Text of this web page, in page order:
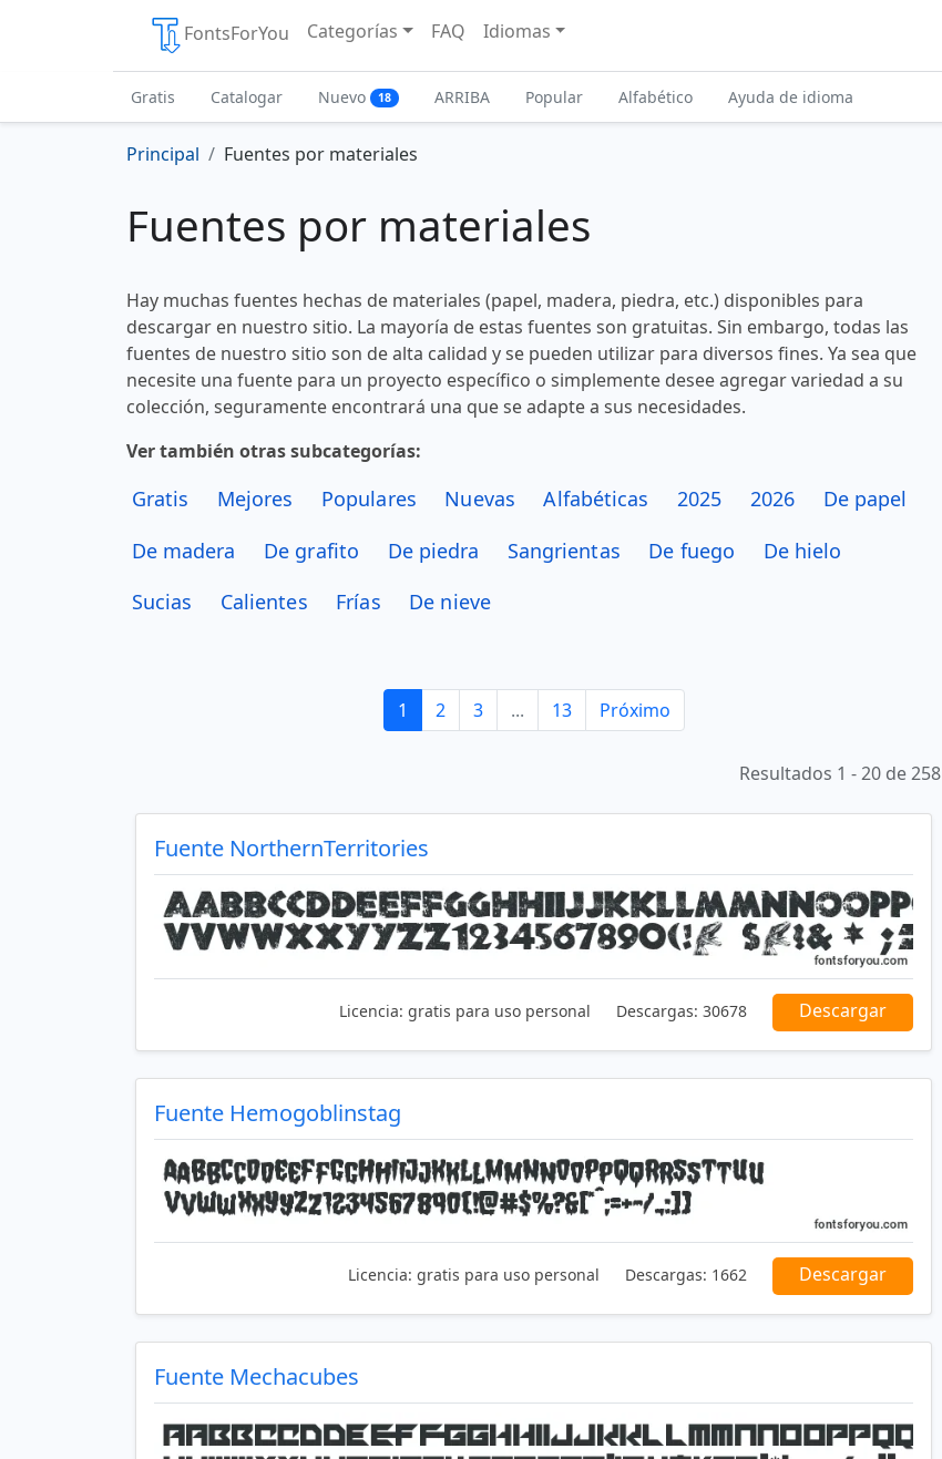
FontsForYou Categorías FAQ Idiomas
Gratis Catalogar Nuevo 18 ARRIBA Popular Alfabético Ayuda de idioma
Principal Fuentes por materiales
Fuentes por materiales
Hay muchas fuentes hechas de materiales (papel, madera, piedra, etc.) disponibles para
descargar en nuestro sitio. La mayoría de estas fuentes son gratuitas. Sin embargo, todas las
fuentes de nuestro sitio son de alta calidad y se pueden utilizar para diversos fines. Ya sea que
necesite una fuente para un proyecto específico o simplemente desee agregar variedad a su
colección, seguramente encontrará una que se adapte a sus necesidades.
Ver también otras subcategorías:
Gratis Mejores Populares Nuevas Alfabéticas 2025 2026
De papel
De madera
De grafito De piedra Sangrientas De fuego
De hielo
Sucias
Calientes Frías De nieve
1 2 3 ... 13 Próximo
Resultados 1 - 20 de 258
Fuente NorthernTerritories
Licencia: gratis para uso personal Descargas: 30678 Descargar
Fuente Hemogoblinstag
Licencia: gratis para uso personal Descargas: 1662 Descargar
Fuente Mechacubes